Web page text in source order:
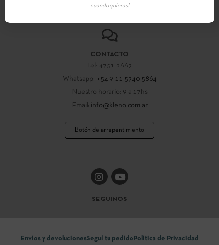
CONTACTO
Tel: 4751-2667
Whatsapp: +54 9 11 5740 5864
Nuestro horario: 9 a 17hs
Email: info@kleno.com.ar
Botón de arrepentimiento
SEGUINOS
Envios y devolucionesSeguí tu pedido Politica de Privacidad
cuando quieras!